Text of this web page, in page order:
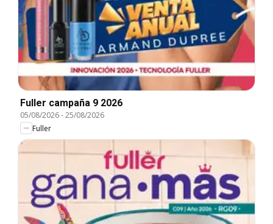
Fuller campaña 9 2026
05/08/2026-25/08/2026
Fuller